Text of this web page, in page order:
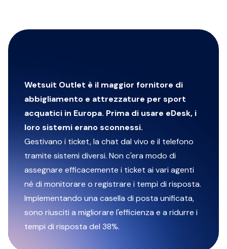
Wetsuit Outlet è il maggior fornitore di
abbigliamento e attrezzature per sport
acquatici in Europa. Prima di usare eDesk, i
loro sistemi erano sconnessi.
Gestivano i ticket, la chat dal vivo e il telefono
tramite sistemi diversi. Non c'era modo di
assegnare efficacemente i ticket ai vari agenti
né di monitorare o registrare i tempi di risposta.
Implementando una casella di posta unificata,
sono riusciti a migliorare l'efficienza e a ridurre i
tempi di risposta del 38%.